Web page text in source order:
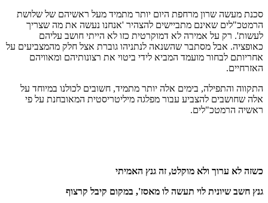
סכנת מעשה שרון מרחפת היום יותר מתמיד מעל ראשיהם של שלושת
הרמטכ"לים שאינם מתביישים להצהיר 'אנחנו נעשה את מה שצריך
לעשות'. רק על אמירה לא דמוקרטית כזו לא הייתי חושב עליהם
כאופציה. אבל מסתבר שהשנאה לנתניהו גוברת אצל חלק מהמצביעים על
אחריותם לבחור מועמד המביא לידי ביטוי את רצונותיהם ומאוויהם
האזרחיים.
התקווה והתפילה, בימים אלה יותר מתמיד, חשובים לכולנו במיוחד על
אלה שחושבים להצביע עבור מפלגה מיליטריסטית המאובחנת על פי
ראשיה הרמטכ"לים.
כשזה לא ערוך ולא מוקלט, זה גנץ האמיתי
גנץ חשב שיונית לוי תעשה לו מאסז', במקום קיבל קרצוף